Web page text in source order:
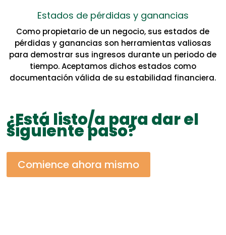
Estados de pérdidas y ganancias
Como propietario de un negocio, sus estados de
pérdidas y ganancias son herramientas valiosas
para demostrar sus ingresos durante un periodo de
tiempo. Aceptamos dichos estados como
documentación válida de su estabilidad financiera.
¿Está listo/a para dar el
siguiente paso?
Comience ahora mismo